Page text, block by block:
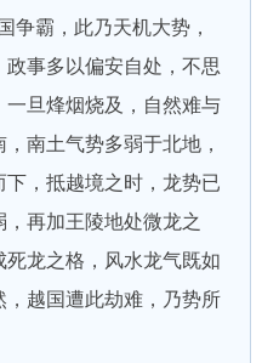
霸，此乃天机大势，
事多以偏安自处，不思
旦烽烟烧及，自然难与
南土气势多弱于北地，
，抵越境之时，龙势已
再加王陵地处微龙之
龙之格，风水龙气既如
越国遭此劫难，乃势所